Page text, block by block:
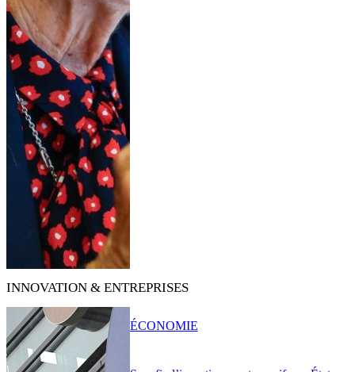
INNOVATION & ENTREPRISES
ÉCONOMIE